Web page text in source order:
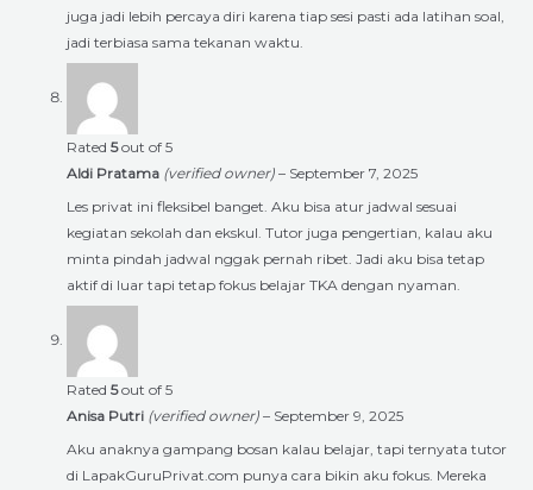
juga jadi lebih percaya diri karena tiap sesi pasti ada latihan soal,
jadi terbiasa sama tekanan waktu.
Rated 5out of 5
Aldi Pratama (verified owner) – September 7, 2025
Les privat ini fleksibel banget. Aku bisa atur jadwal sesuai
kegiatan sekolah dan ekskul. Tutor juga pengertian, kalau aku
minta pindah jadwal nggak pernah ribet. Jadi aku bisa tetap
aktif di luar tapi tetap fokus belajar TKA dengan nyaman.
Rated 5out of 5
Anisa Putri (verified owner) – September 9, 2025
Aku anaknya gampang bosan kalau belajar, tapi ternyata tutor
di LapakGuruPrivat.com punya cara bikin aku fokus. Mereka